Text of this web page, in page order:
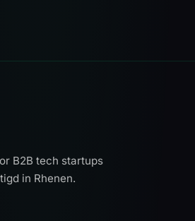
B2B tech startups
in Rhenen.